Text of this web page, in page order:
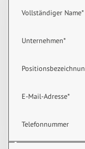
Vollständiger Name*
Unternehmen*
E-Mail-Adresse*
Telefonnummer